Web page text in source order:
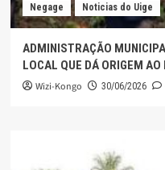
Negage Noticias do Uige
ADMINISTRAÇÃO
LOCAL QUE DÁ ORIGEM AO
Wizi-Kongo 30/06/2026